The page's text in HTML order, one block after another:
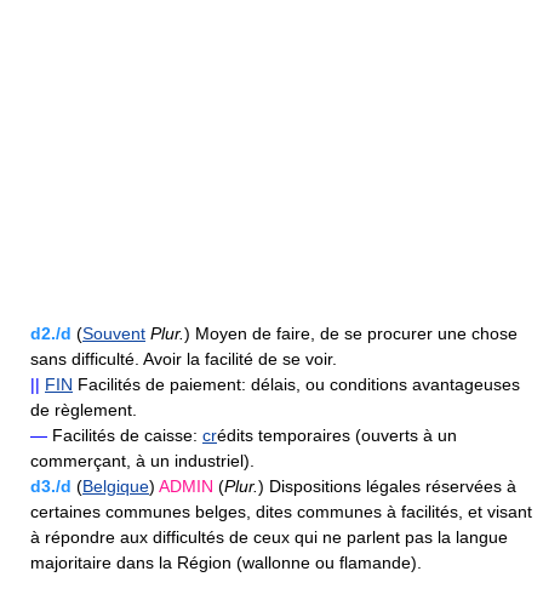
d2./d (Souvent Plur.) Moyen de faire, de se procurer une chose
sans difficulté. Avoir la facilité de se voir.
|| FIN Facilités de paiement: délais, ou conditions avantageuses
de règlement.
— Facilités de caisse: crédits temporaires (ouverts à un
commerçant, à un industriel).
d3./d (Belgique) ADMIN (Plur.) Dispositions légales réservées à
certaines communes belges, dites communes à facilités, et visant
à répondre aux difficultés de ceux qui ne parlent pas la langue
majoritaire dans la Région (wallonne ou flamande).